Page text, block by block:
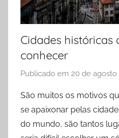
Cidades
conhecer
Publicado em 20 de agosto
São muitos os motivos
se apaixonar pelas
do mundo, são tantos